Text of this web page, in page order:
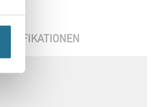
SPEZIFIKATIONEN